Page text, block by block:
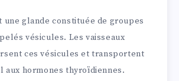
une glande constituée de groupes
vésicules. Les vaisseaux
ces vésicules et transportent
aux hormones thyroïdiennes.